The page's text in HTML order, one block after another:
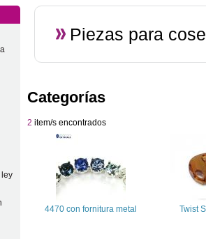
ley
Piezas para
Categorías
2 item/s encontrados
4470 con fornitura metal Twist